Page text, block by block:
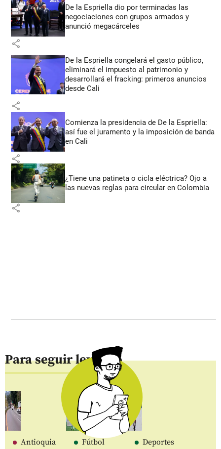
De la Espriella dio por terminadas las
negociaciones con grupos armados y
anunció megacárceles
share
De la Espriella congelará el gasto público,
eliminará el impuesto al patrimonio y
desarrollará el fracking: primeros anuncios
desde Cali
share
Comienza la presidencia de De la Espriella:
así fue el juramento y la imposición de banda
en Cali
share
¿Tiene una patineta o cicla eléctrica? Ojo a
las nuevas reglas para circular en Colombia
share
Para seguir leyendo
Antioquia Fútbol Deportes